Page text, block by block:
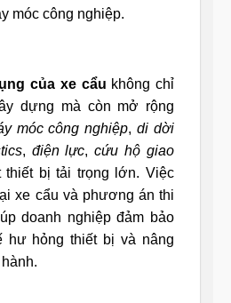
móc công nghiệp.
của xe cẩu không chỉ
dựng mà còn mở rộng
móc công nghiệp,di dời
, điện lực,cứu hộ giao
thiết bị tải trọng lớn. Việc
xe cẩu và phương án thi
doanh nghiệp đảm bảo
hư hỏng thiết bị và nâng